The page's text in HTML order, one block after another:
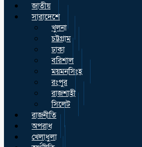
জাতীয়
সারাদেশে
খুলনা
চট্টগ্রাম
ঢাকা
বরিশাল
ময়মনসিংহ
রংপুর
রাজশাহী
সিলেট
রাজনীতি
অপরাধ
খেলাধুলা